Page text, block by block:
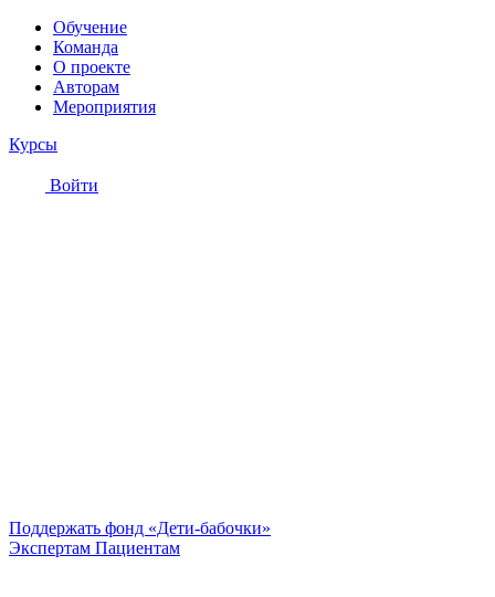
Обучение
Команда
О проекте
Авторам
Мероприятия
Курсы
Войти
Поддержать фонд «Дети-бабочки»
Экспертам Пациентам